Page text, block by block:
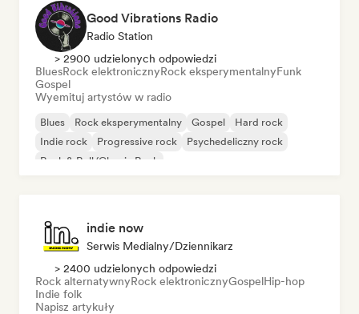
Good Vibrations Radio
Radio Station
> 2900 udzielonych odpowiedzi
BluesRock elektronicznyRock eksperymentalnyFunk
Gospel
Wyemituj artystów w radio
Blues Rock eksperymentalny Gospel
Hard rock
Indie rock
Progressive rock
Psychedeliczny rock
Rock & Roll/Classic Rock
indie now
Serwis Medialny/Dziennikarz
> 2400 udzielonych odpowiedzi
Rock alternatywnyRock elektronicznyGospelHip-hop
Indie folk
Napisz artykuły